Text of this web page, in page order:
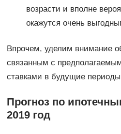
возрасти и вполне
окажутся очень
Впрочем, уделим внимание
связанным с
ставками в будущие
Прогноз по
2019 год